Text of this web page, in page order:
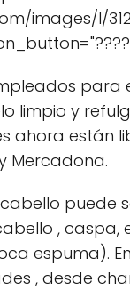
I/
para
limpio y
ahora están
Mercadona.
puede
, caspa,
espuma).
, desde